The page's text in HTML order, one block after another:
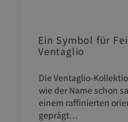
Ein Symbol für
Ventaglio
Die Ventaglio-
wie der Name schon
einem raffinierten
geprägt…